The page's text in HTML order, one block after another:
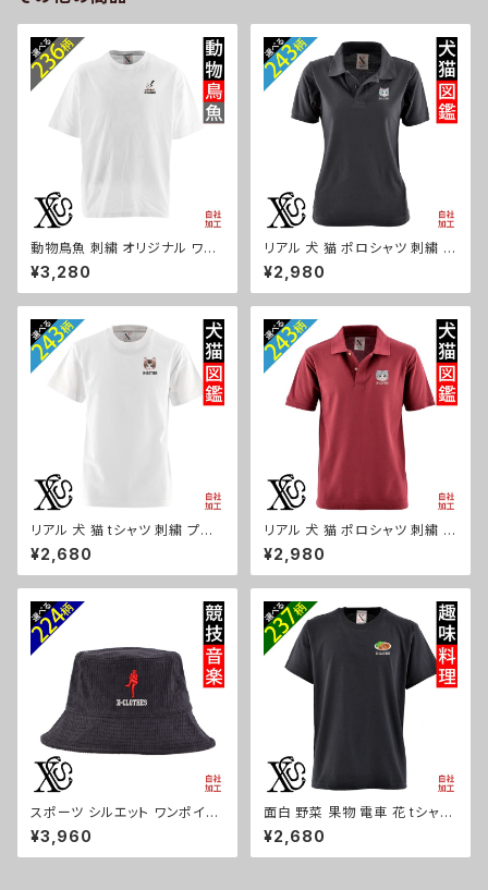
動物鳥魚 刺繍 オリジナル ワン
ポイント 5.6オンス ビッグシル
エット 半袖 Tシャツ メンズ グッ
ズ 白 ホワイト カットソー 柄 馬
¥3,280
リアル 犬 猫 ポロシャツ 刺繍 プ
レゼント 半袖 レディース オリジ
ナル 無地 ワンポイント ロゴ お
しゃれ ゴルフ 吸汗速乾 黒 紺 母
ズー シュナウザー パグ フレンチ
ブルドッグ X-CLOTHES 猫図
鑑 犬図鑑 ori-aw-poh2-b10
-s
¥2,980
リアル 犬 猫 tシャツ 刺繍 プレ
ゼント 5.6oz オリジナル 半袖
Tシャツ メンズ ワンポイント ロ
ゴ おしゃれ 無地 カットソー 和
シュナウザー パグ フレンチブル
ドッグ X-CLOTHES 猫図鑑 犬
図鑑 ori-am-tst2-g10-s
¥2,680
リアル 犬 猫 ポロシャツ 刺繍 プ
レゼント 半袖 メンズ オリジナル
無地 ワンポイント ロゴ おしゃ
れ ゴルフ 吸汗速乾 赤 ワイン
ワワ シーズー シュナウザー パ
グ フレンチブルドッグ X-CLOT
HES 猫図鑑 犬図鑑 ori-am-p
oh2-r10-s
¥2,980
スポーツ シルエット ワンポイン
ト 刺繍 コーデュロイ バケットハ
ット メンズ レディース 帽子 自
社ブランド ロゴ グッズ 柄 サッカ
¥3,960
面白 野菜 果物 電車 花 tシャツ
リアル 刺繍 プレゼント 5.6oz
オリジナル 半袖 Tシャツ メンズ
ワンポイント ロゴ おしゃれ カッ
¥2,680